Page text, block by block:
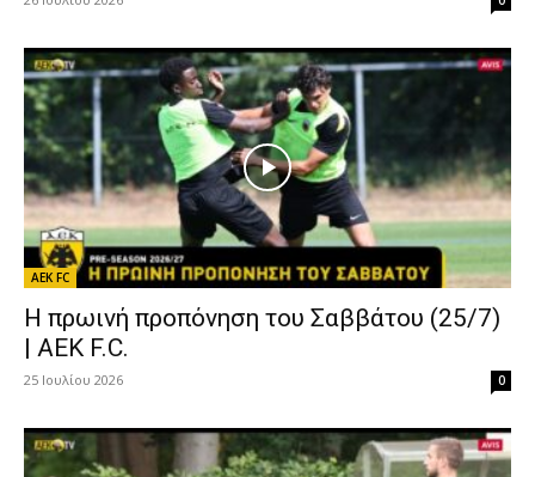
AEK FC
Η πρωινή προπόνηση του Σαββάτου (25/7)
| AEK F.C.
25 Ιουλίου 2026 0